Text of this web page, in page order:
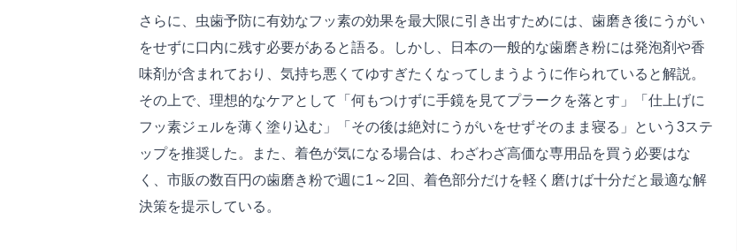
さらに、虫歯予防に有効なフッ素の効果を最大限に引き出すためには、歯磨き後にうがい
をせずに口内に残す必要があると語る。しかし、日本の一般的な歯磨き粉には発泡剤や香
味剤が含まれており、気持ち悪くてゆすぎたくなってしまうように作られていると解説。
その上で、理想的なケアとして「何もつけずに手鏡を見てプラークを落とす」「仕上げに
フッ素ジェルを薄く塗り込む」「その後は絶対にうがいをせずそのまま寝る」という3ステ
ップを推奨した。また、着色が気になる場合は、わざわざ高価な専用品を買う必要はな
く、市販の数百円の歯磨き粉で週に1～2回、着色部分だけを軽く磨けば十分だと最適な解
決策を提示している。